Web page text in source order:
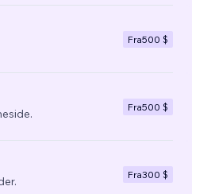
Fra500 $
Fra500 $
Fra300 $